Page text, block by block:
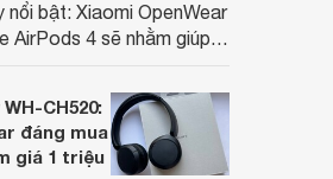
nổi bật: Xiaomi OpenWear
AirPods 4 sẽ nhằm giúp
và sở thích cá nhân. Cả
chất lượng cao,
đối tượng khách hàng
CH520:
đáng mua
giá 1 triệu